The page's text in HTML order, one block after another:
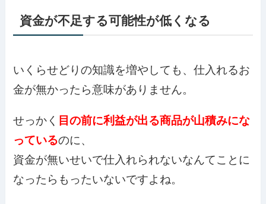
資金が不足する可能性が低くなる
いくらせどりの知識を増やしても、仕入れるお
金が無かったら意味がありません。
せっかく 目の前に利益が出る商品が山積みにな
っているのに、
資金が無いせいで仕入れられないなんてことに
なったらもったいないですよね。